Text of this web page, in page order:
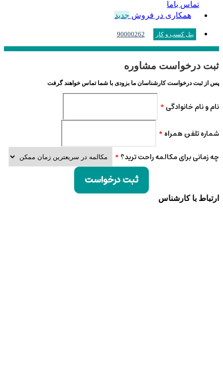
تماس باما
همکاری در فروش جدید
پنل کسب و کار 90000262
ثبت درخواست مشاوره
پس از ثبت درخواست کارشناسان ما بزودی با شما تماس خواهند گرفت
نام و نام خانوادگی *
شماره تلفن همراه *
چه زمانی برای مکالمه راحت ترید؟ *
ثبت درخواست
ارتباط با کارشناس